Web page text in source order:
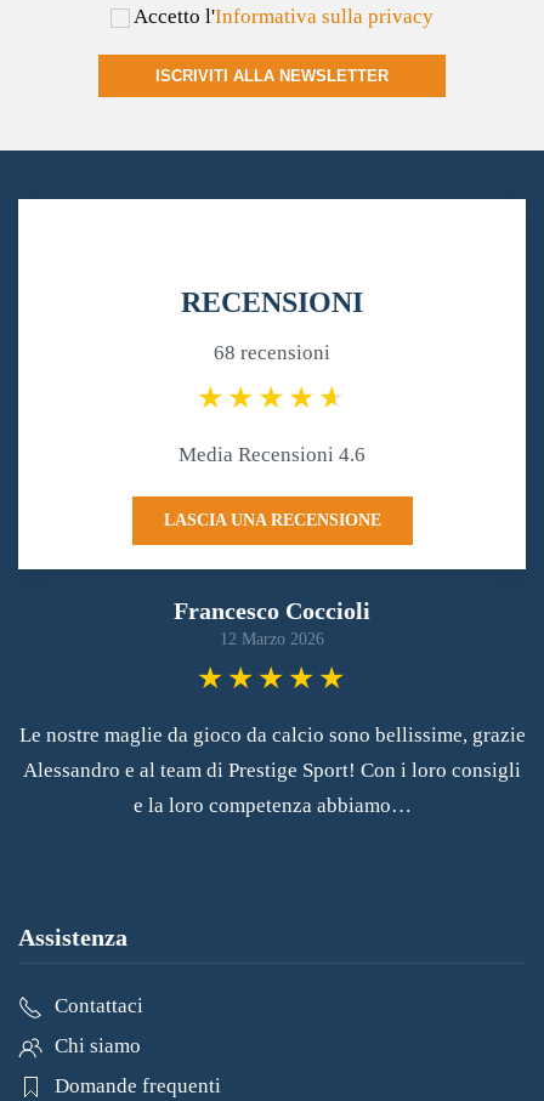
Accetto l'Informativa sulla privacy
ISCRIVITI ALLA NEWSLETTER
RECENSIONI
68 recensioni
Media Recensioni 4.6
LASCIA UNA RECENSIONE
Francesco Coccioli
12 Marzo 2026
Le nostre maglie da gioco da calcio sono bellissime, grazie
Alessandro e al team di Prestige Sport! Con i loro consigli
e la loro competenza abbiamo…
Assistenza
Contattaci
Chi siamo
Domande frequenti